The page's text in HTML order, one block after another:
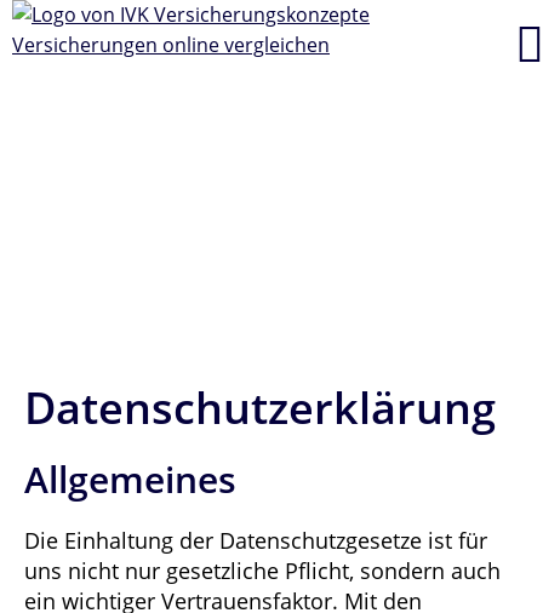
Datenschutzerklärung
Allgemeines
Die Einhaltung der Datenschutzgesetze ist für
uns nicht nur gesetzliche Pflicht, sondern auch
ein wichtiger Vertrauensfaktor. Mit den